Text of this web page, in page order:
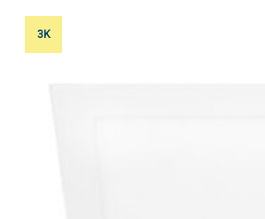
3K